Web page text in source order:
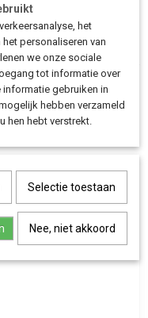
die comfortabel trappen
en ontspannen, waar je
Save
het
personaliseren van
we onze sociale
tot informatie over
informatie gebruiken in
hebben verzameld
hen hebt verstrekt.
Selectie toestaan
Nee, niet akkoord